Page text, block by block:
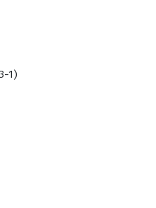
1)